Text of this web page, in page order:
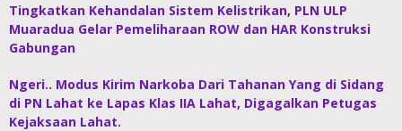
Tingkatkan Kehandalan Sistem Kelistrikan, PLN ULP
Muaradua Gelar Pemeliharaan ROW dan HAR Konstruksi
Gabungan
Ngeri.. Modus Kirim Narkoba Dari Tahanan Yang di Sidang
di PN Lahat ke Lapas Klas IIA Lahat, Digagalkan Petugas
Kejaksaan Lahat.